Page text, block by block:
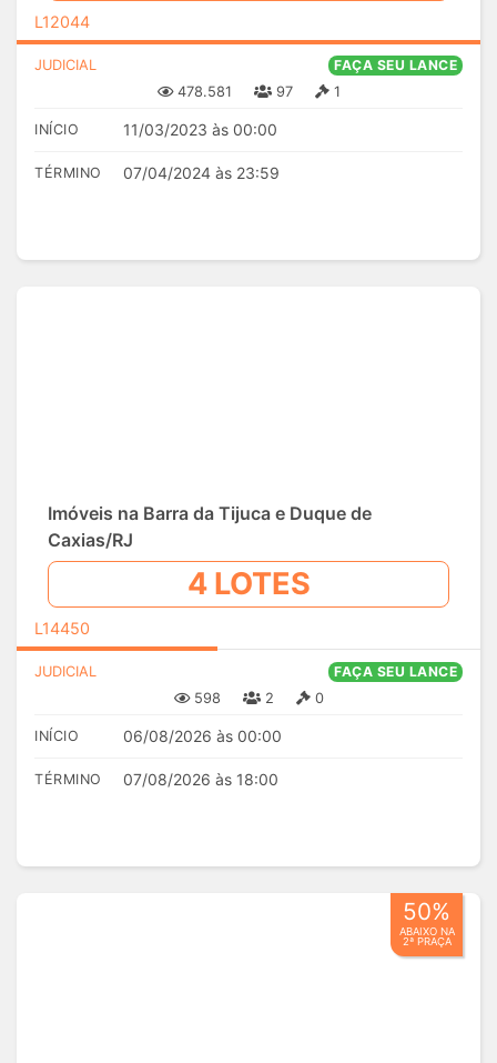
L12044
JUDICIAL
FAÇA SEU LANCE
478.581
97 1
INÍCIO 11/03/2023 às 00:00
TÉRMINO 07/04/2024 às 23:59
Imóveis na Barra da Tijuca e Duque de
Caxias/RJ
4 LOTES
L14450
JUDICIAL
FAÇA SEU LANCE
598
2 0
INÍCIO 06/08/2026 às 00:00
TÉRMINO 07/08/2026 às 18:00
50%
ABAIXO NA
2ª PRAÇA